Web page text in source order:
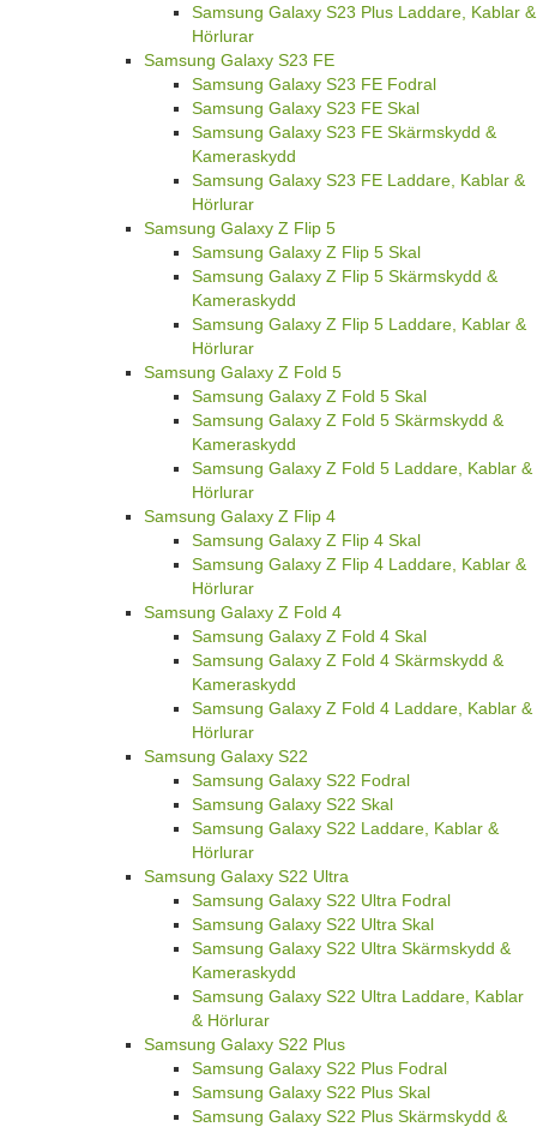
Samsung Galaxy S23 Plus Laddare, Kablar &
Hörlurar
Samsung Galaxy S23 FE
Samsung Galaxy S23 FE Fodral
Samsung Galaxy S23 FE Skal
Samsung Galaxy S23 FE Skärmskydd &
Kameraskydd
Samsung Galaxy S23 FE Laddare, Kablar &
Hörlurar
Samsung Galaxy Z Flip 5
Samsung Galaxy Z Flip 5 Skal
Samsung Galaxy Z Flip 5 Skärmskydd &
Kameraskydd
Samsung Galaxy Z Flip 5 Laddare, Kablar &
Hörlurar
Samsung Galaxy Z Fold 5
Samsung Galaxy Z Fold 5 Skal
Samsung Galaxy Z Fold 5 Skärmskydd &
Kameraskydd
Samsung Galaxy Z Fold 5 Laddare, Kablar &
Hörlurar
Samsung Galaxy Z Flip 4
Samsung Galaxy Z Flip 4 Skal
Samsung Galaxy Z Flip 4 Laddare, Kablar &
Hörlurar
Samsung Galaxy Z Fold 4
Samsung Galaxy Z Fold 4 Skal
Samsung Galaxy Z Fold 4 Skärmskydd &
Kameraskydd
Samsung Galaxy Z Fold 4 Laddare, Kablar &
Hörlurar
Samsung Galaxy S22
Samsung Galaxy S22 Fodral
Samsung Galaxy S22 Skal
Samsung Galaxy S22 Laddare, Kablar &
Hörlurar
Samsung Galaxy S22 Ultra
Samsung Galaxy S22 Ultra Fodral
Samsung Galaxy S22 Ultra Skal
Samsung Galaxy S22 Ultra Skärmskydd &
Kameraskydd
Samsung Galaxy S22 Ultra Laddare, Kablar
& Hörlurar
Samsung Galaxy S22 Plus
Samsung Galaxy S22 Plus Fodral
Samsung Galaxy S22 Plus Skal
Samsung Galaxy S22 Plus Skärmskydd &